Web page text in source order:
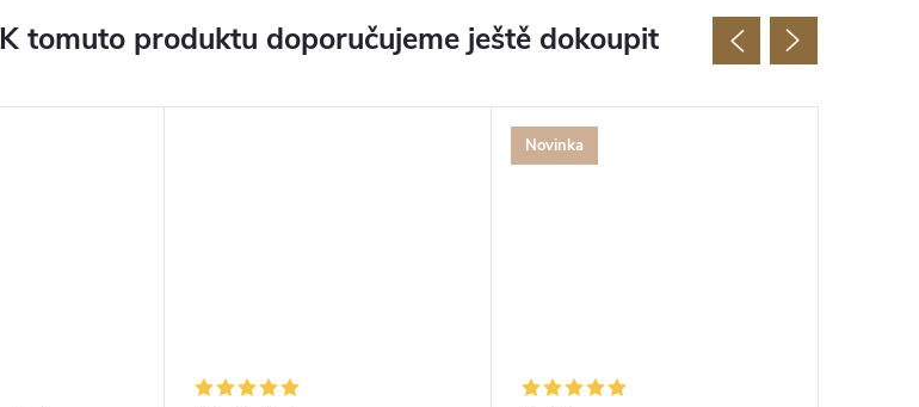
K tomuto produktu doporučujeme ještě dokoupit
Novinka